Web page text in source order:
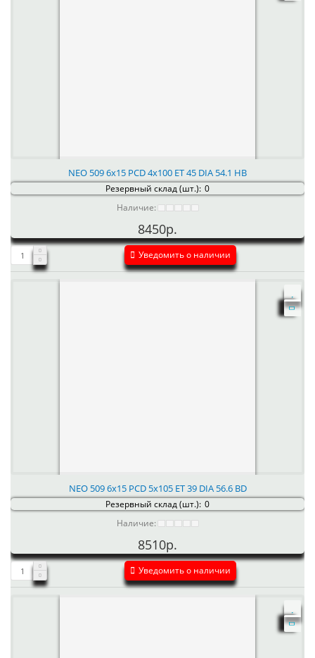
NEO 509 6x15 PCD 4x100 ET 45 DIA 54.1 HB
Резервный склад (шт.): 0
Наличие:
8450р.
Уведомить о наличии
NEO 509 6x15 PCD 5x105 ET 39 DIA 56.6 BD
Резервный склад (шт.): 0
Наличие:
8510р.
Уведомить о наличии